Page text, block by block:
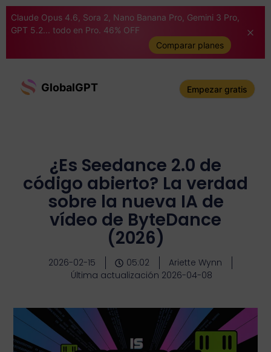
Claude Opus 4.6, Sora 2, Nano Banana Pro, Gemini 3 Pro,
GPT 5.2... todo en Pro. 46% OFF
Comparar planes
GlobalGPT Empezar gratis
¿Es Seedance 2.0 de
código abierto? La verdad
sobre la nueva IA de
vídeo de ByteDance
(2026)
2026-02-15 05:02
Ariette Wynn
Última actualización 2026-04-08